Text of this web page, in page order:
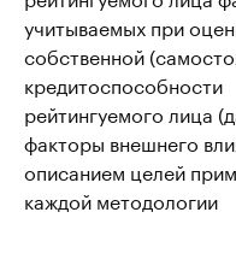
учитываемых при
собственной
кредитоспособности
рейтингуемого лица
факторы внешнего
описанием целей
каждой методологии